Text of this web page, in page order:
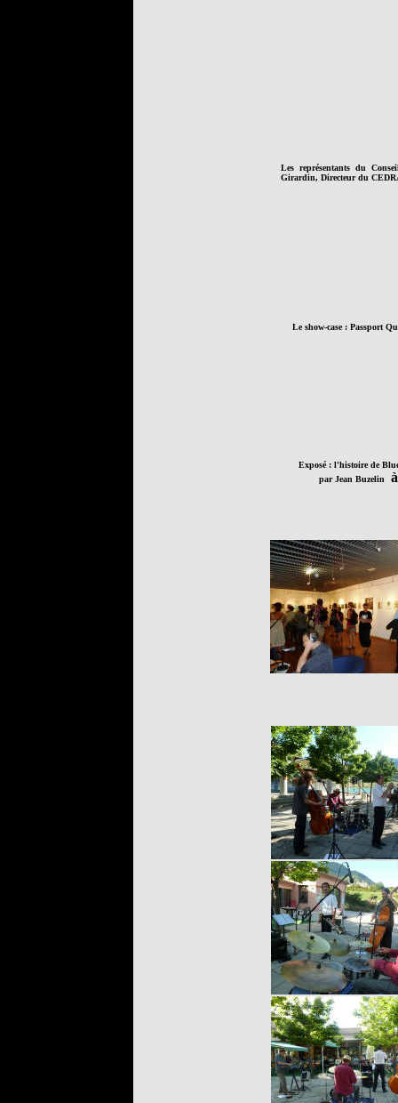
Les représentants du
Girardin, Directeur du
Le show-case : Passport
Exposé : l'histoire de
par Jean Buzelin
à